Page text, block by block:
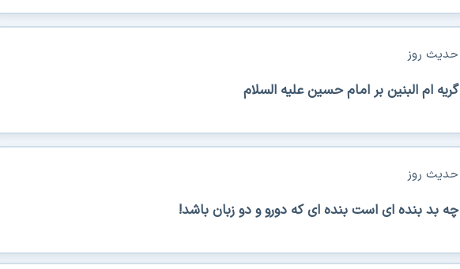
گریه ام البنین بر امام حسین علیه السلام
حدیث روز
چه بد بنده اى است بنده اى که دورو و دو زبان باشد!
حدیث روز